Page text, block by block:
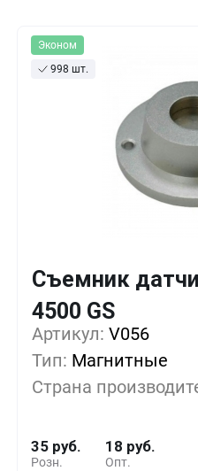
Эконом
998 шт.
Съемник
4500 GS
Артикул: V056
Тип: Магнитные
Страна
Розн.
35 руб.
Опт.
18 руб.
1+ 0%
10+ -11%
50+ -37%